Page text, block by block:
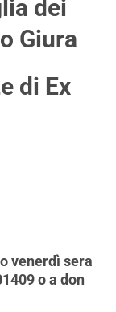
dei
Giura
di Ex
venerdì sera
o a don